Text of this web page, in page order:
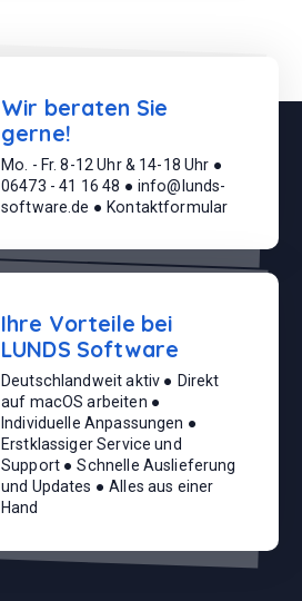
Wir beraten Sie
gerne!
Mo. - Fr. 8-12 Uhr & 14-18 Uhr ●
06473 - 41 16 48 ● info@lunds-
software.de ● Kontaktformular
Ihre Vorteile bei
LUNDS Software
Deutschlandweit aktiv ● Direkt
auf macOS arbeiten ●
Individuelle Anpassungen ●
Erstklassiger Service und
Support ● Schnelle Auslieferung
und Updates ● Alles aus einer
Hand